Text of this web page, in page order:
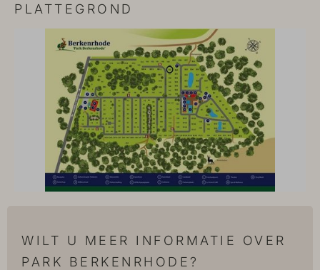
PLATTEGROND
WILT U MEER INFORMATIE OVER
PARK BERKENRHODE?